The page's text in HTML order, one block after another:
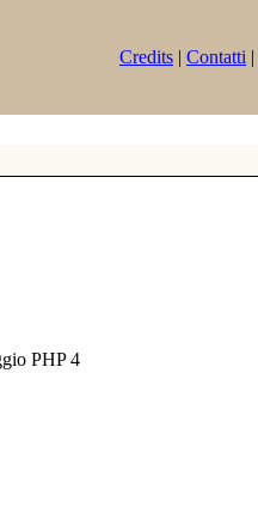
Credits | Contatti |
PHP 4